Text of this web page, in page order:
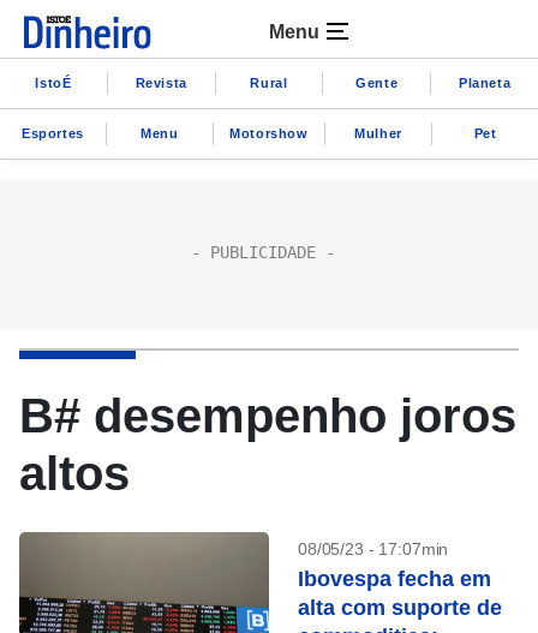
Menu
IstoÉ Revista Rural Gente Planeta
Esportes Menu Motorshow Mulher Pet
B# desempenho joros
altos
08/05/23 - 17:07min
Ibovespa fecha em
alta com suporte de